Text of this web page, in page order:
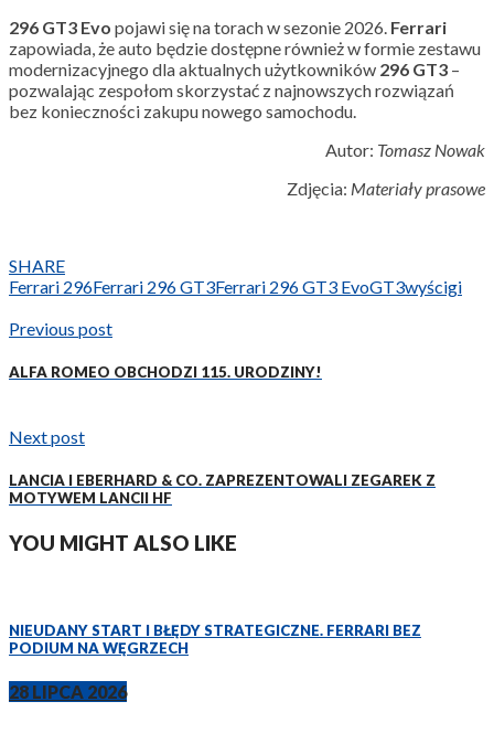
296 GT3 Evo pojawi się na torach w sezonie 2026. Ferrari
zapowiada, że auto będzie dostępne również w formie zestawu
modernizacyjnego dla aktualnych użytkowników 296 GT3 –
pozwalając zespołom skorzystać z najnowszych rozwiązań
bez konieczności zakupu nowego samochodu.
Autor: Tomasz Nowak
Zdjęcia: Materiały prasowe
SHARE
Ferrari 296Ferrari 296 GT3Ferrari 296 GT3 EvoGT3wyścigi
Previous post
ALFA ROMEO OBCHODZI 115. URODZINY!
Next post
LANCIA I EBERHARD & CO. ZAPREZENTOWALI ZEGAREK Z
MOTYWEM LANCII HF
YOU MIGHT ALSO LIKE
NIEUDANY START I BŁĘDY STRATEGICZNE. FERRARI BEZ
PODIUM NA WĘGRZECH
28 LIPCA 2026